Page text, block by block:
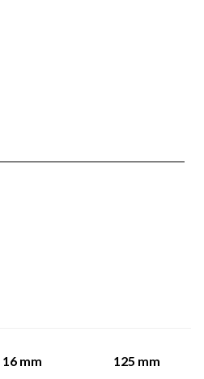
16 mm 125 mm